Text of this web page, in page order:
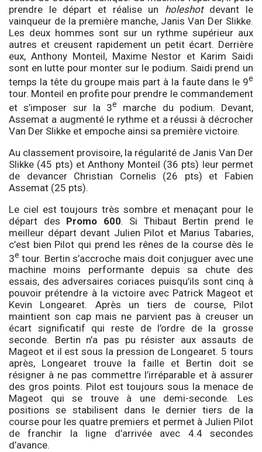
prendre le départ et réalise un holeshotdevant le
vainqueur de la première manche, Janis Van Der Slikke.
Les deux hommes sont sur un rythme supérieur aux
autres et creusent rapidement un petit écart. Derrière
eux, Anthony Monteil, Maxime Nestor et Karim Saidi
sont en lutte pour monter sur le podium. Saidi prend un
temps la tête du groupe mais part à la faute dans le 9e
tour. Monteil en profite pour prendre le commandement
et s’imposer sur la 3e
marche du podium. Devant,
Assemat a augmenté le rythme et a réussi à décrocher
Van Der Slikke et empoche ainsi sa première victoire.
Au classement provisoire, la régularité de Janis Van Der
Slikke (45 pts) et Anthony Monteil (36 pts) leur permet
de devancer Christian Cornelis (26 pts) et Fabien
Assemat (25 pts).
Le ciel est toujours très sombre et menaçant pour le
départ des Promo 600. Si Thibaut Bertin prend le
meilleur départ devant Julien Pilot et Marius Tabaries,
c’est bien Pilot qui prend les rênes de la course dès le
3e tour. Bertin s’accroche mais doit conjuguer avec une
machine moins performante depuis sa chute des
essais, des adversaires coriaces puisqu’ils sont cinq à
pouvoir prétendre à la victoire avec Patrick Mageot et
Kevin Longearet. Après un tiers de course, Pilot
maintient son cap mais ne parvient pas à creuser un
écart significatif qui reste de l’ordre de la grosse
seconde. Bertin n’a pas pu résister aux assauts de
Mageot et il est sous la pression de Longearet. 5 tours
après, Longearet trouve la faille et Bertin doit se
résigner à ne pas commettre l’irréparable et à assurer
des gros points. Pilot est toujours sous la menace de
Mageot qui se trouve à une demi-seconde. Les
positions se stabilisent dans le dernier tiers de la
course pour les quatre premiers et permet à Julien Pilot
de franchir la ligne d’arrivée avec 4.4 secondes
d’avance.